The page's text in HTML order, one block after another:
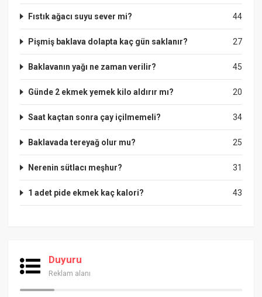
44
Fıstık ağacı suyu sever mi?
27
Pişmiş baklava dolapta kaç gün saklanır?
45
Baklavanın yağı ne zaman verilir?
20
Günde 2 ekmek yemek kilo aldırır mı?
34
Saat kaçtan sonra çay içilmemeli?
25
Baklavada tereyağ olur mu?
31
Nerenin sütlacı meşhur?
43
1 adet pide ekmek kaç kalori?
Duyuru
Reklam alanı